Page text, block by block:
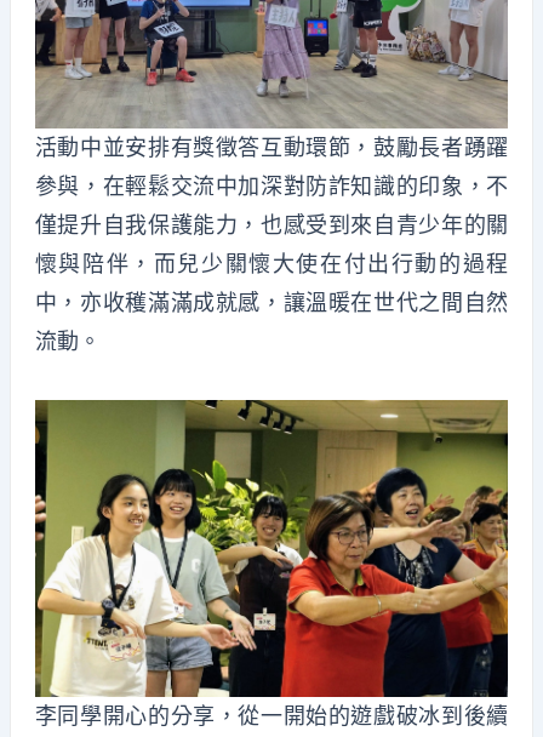
活動中並安排有獎徵答互動環節，鼓勵長者踴躍
參與，在輕鬆交流中加深對防詐知識的印象，不
僅提升自我保護能力，也感受到來自青少年的關
懷與陪伴，而兒少關懷大使在付出行動的過程
中，亦收穫滿滿成就感，讓溫暖在世代之間自然
流動。
李同學開心的分享，從一開始的遊戲破冰到後續